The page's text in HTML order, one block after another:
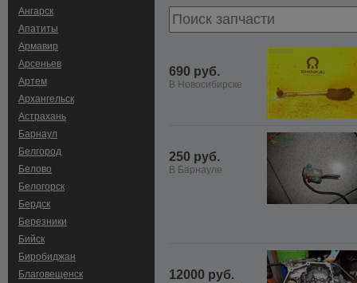
Ангарск
Апатиты
Армавир
Арсеньев
Артем
Архангельск
Астрахань
Барнаул
Белгород
Белово
Белогорск
Бердск
Березники
Бийск
Биробиджан
Благовещенск
690 руб.
В Новосибирске
250 руб.
В Барнауле
12000 руб.